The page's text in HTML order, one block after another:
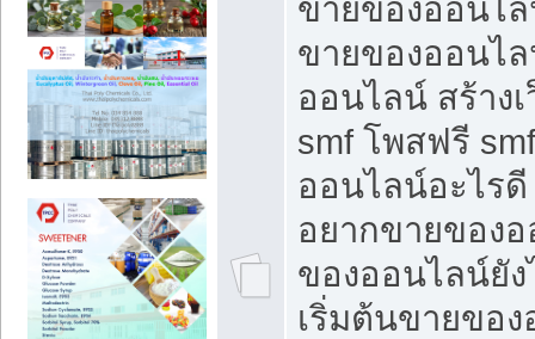
ขายของออนไล
ขายของออนไ
ออนไลน์ สร้าง
smf โพสฟรี
ออนไลน์อะไร
อยากขายของ
ของออนไลน์ยั
เริ่มต้นขายของ